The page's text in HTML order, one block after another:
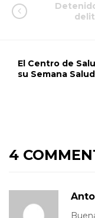
El Centro de
su Semana
4